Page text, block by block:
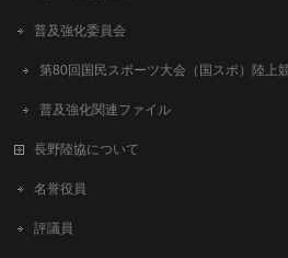
普及強化委員会
第80回国民スポーツ大会（国スポ）陸上
普及強化関連ファイル
長野陸協について
名誉役員
評議員